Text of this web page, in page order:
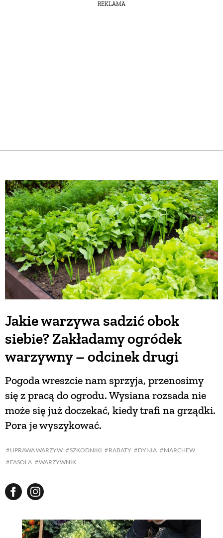
REKLAMA
Jakie warzywa sadzić obok
siebie? Zakładamy ogródek
warzywny – odcinek drugi
UPRAWA WARZYW SZKODNIKI RABATY DYNIA
MARCHEW
FASOLA
WARZYWNIK
Pogoda wreszcie nam sprzyja, przenosimy
się z pracą do ogrodu. Wysiana rozsada nie
może się już doczekać, kiedy trafi na grządki.
Pora je wyszykować.